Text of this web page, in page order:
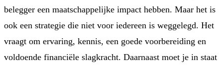
belegger een maatschappelijke impact hebben. Maar het is
ook een strategie die niet voor iedereen is weggelegd. Het
vraagt om ervaring, kennis, een goede voorbereiding en
voldoende financiële slagkracht. Daarnaast moet je in staat